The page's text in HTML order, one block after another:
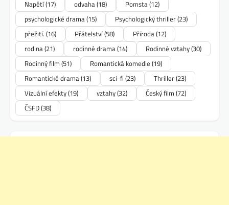
Napětí(17) odvaha(18) Pomsta(12)
psychologické drama(15) Psychologický thriller(23)
přežití. (16) Přátelství(58) Příroda(12)
rodina(21) rodinné drama(14) Rodinné vztahy(30)
Rodinný film (51) Romantická komedie (19)
Romantické drama(13) sci-fi (23) Thriller(23)
Vizuální efekty(19) vztahy(32) Český film (72)
ČSFD(38)